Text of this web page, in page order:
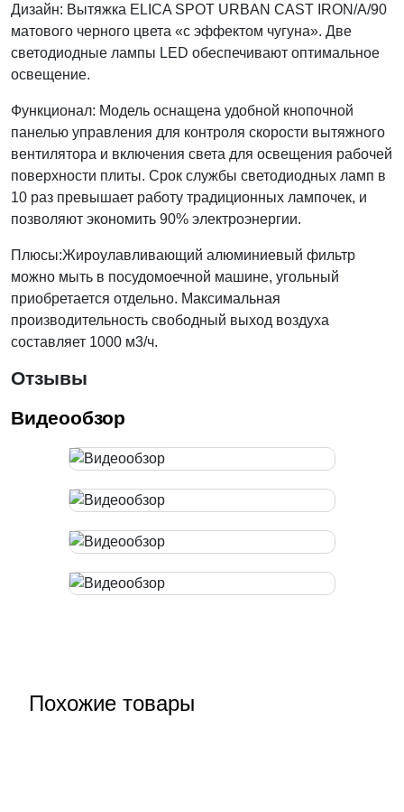
Дизайн: Вытяжка ELICA SPOT URBAN CAST IRON/A/90
матового черного цвета «с эффектом чугуна». Две
светодиодные лампы LED обеспечивают оптимальное
освещение.
Функционал: Модель оснащена удобной кнопочной
панелью управления для контроля скорости вытяжного
вентилятора и включения света для освещения рабочей
поверхности плиты. Срок службы светодиодных ламп в
10 раз превышает работу традиционных лампочек, и
позволяют экономить 90% электроэнергии.
Плюсы:Жироулавливающий алюминиевый фильтр
можно мыть в посудомоечной машине, угольный
приобретается отдельно. Максимальная
производительность свободный выход воздуха
составляет 1000 м3/ч.
Отзывы
Видеообзор
Похожие товары